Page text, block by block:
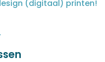
(digitaal) printen!